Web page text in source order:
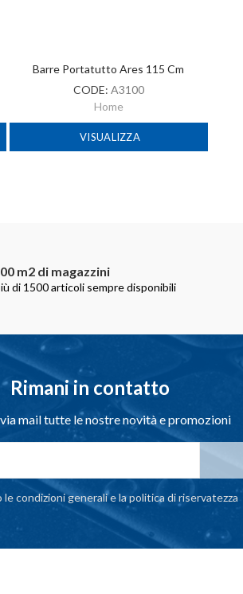
Barre Portatutto Ares 115 Cm
CODE: A3100
Home
VISUALIZZA
m2 di magazzini
di 1500 articoli sempre disponibili
Rimani in contatto
mail tutte le nostre novità e promozioni
condizioni generali e la politica di riservatezza